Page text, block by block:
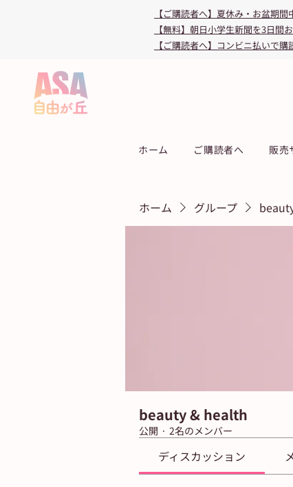
【ご購読者へ】夏休み・お盆期
【無料】朝日小学生新聞を3日間
【ご購読者へ】コンビニ払いで
ホーム ご購読者へ 販売
ホーム グループ
beauty & health
公開 · 2名のメンバー
ディスカッション